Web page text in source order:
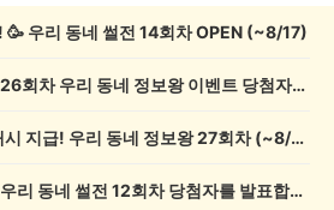
우리 동네 썰전 14회차 OPEN (~8/17)
💰[당첨자 발표] 26회차 우리 동네 정보왕 이벤트 당첨자를 발표합니다!
💸 전원 2,000캐시 지급! 우리 동네 정보왕 27회차 (~8/10)
💰[당첨자 발표] 우리 동네 썰전 12회차 당첨자를 발표합니다!